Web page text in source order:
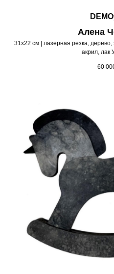
Алена
31х22 см | лазерная резка,
акрил, лак
60